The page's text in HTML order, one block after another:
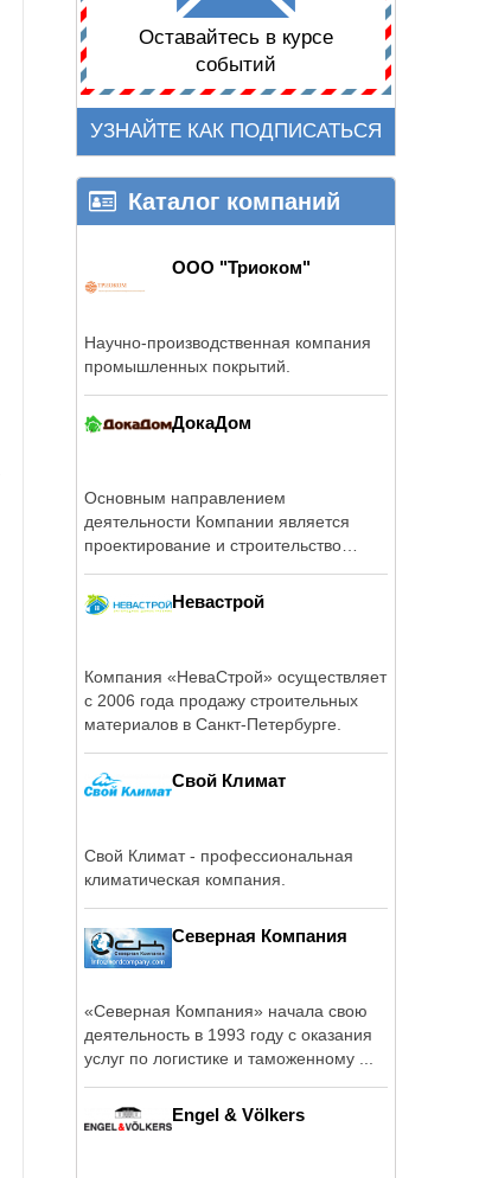
Оставайтесь в курсе
событий
УЗНАЙТЕ КАК ПОДПИСАТЬСЯ
Каталог компаний
ООО "Триоком"
Научно-производственная компания
промышленных покрытий.
ДокаДом
Основным направлением
деятельности Компании является
проектирование и строительство
Невастрой
Компания «НеваСтрой» осуществляет
с 2006 года продажу строительных
материалов в Санкт-Петербурге.
Свой Климат
Свой Климат - профессиональная
климатическая компания.
Северная Компания
«Северная Компания» начала свою
деятельность в 1993 году с оказания
услуг по логистике и таможенному ...
Engel & Völkers